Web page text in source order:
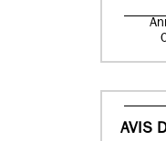
AVIS